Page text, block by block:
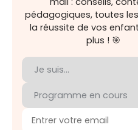
pédagogiques, toutes
la réussite de vos
plus ! 🎯